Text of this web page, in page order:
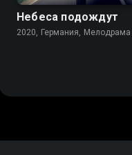
Небеса подождут
2020, Германия, Мелодрама